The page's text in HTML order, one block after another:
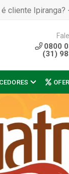
é cliente Ipiranga?
0800
(31)